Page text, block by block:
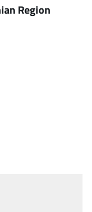
Region